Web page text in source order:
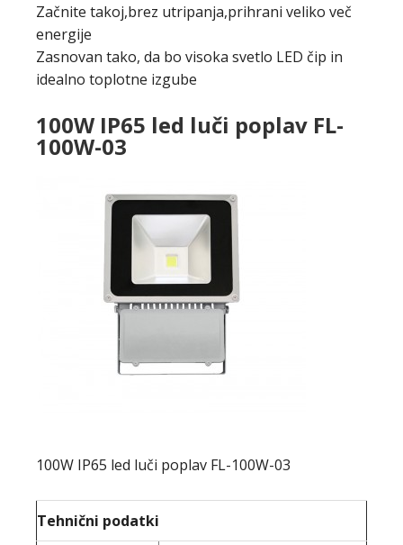
Začnite takoj,brez utripanja,prihrani veliko več
energije
Zasnovan tako, da bo visoka svetlo LED čip in
idealno toplotne izgube
100W IP65 led luči poplav FL-
100W-03
100W IP65 led luči poplav FL-100W-03
Tehnični podatki